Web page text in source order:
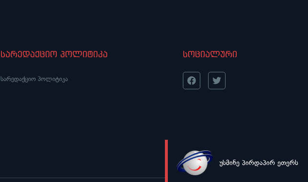
LIVEუსმინე პირდაპირ ეთერს
სარედაქციო პოლიტიკა
სარედაქციო პოლიტიკა
სოციალური